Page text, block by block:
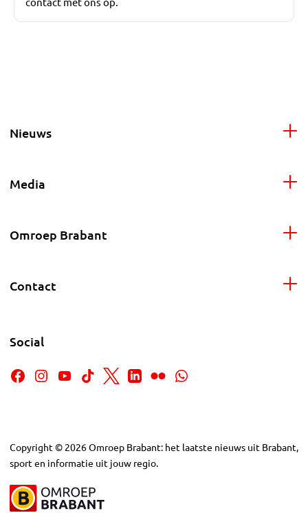
Nieuws
Media
Omroep Brabant
Contact
Social
Copyright © 2026Omroep Brabant: het laatste nieuws uit Brabant,
sport en informatie uit jouw regio.